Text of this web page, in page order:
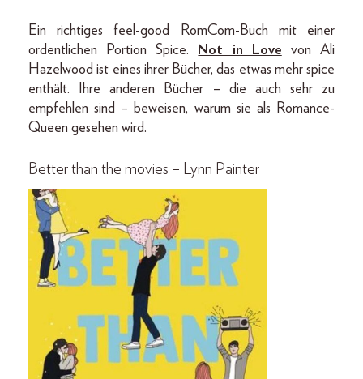
Ein richtiges feel-good RomCom-Buch mit einer
ordentlichen Portion Spice.
Not in Love von Ali
Hazelwood ist eines ihrer Bücher, das etwas mehr spice
enthält. Ihre anderen Bücher – die auch sehr zu
empfehlen sind – beweisen, warum sie als Romance-
Queen gesehen wird.
Better than the movies – Lynn Painter